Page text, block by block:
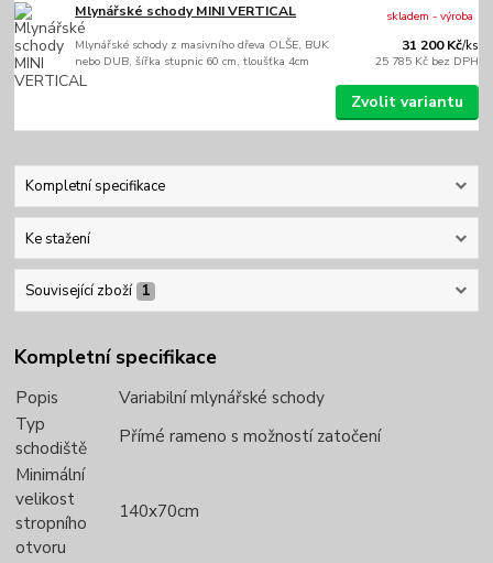
Mlynářské schody MINI VERTICAL
Mlynářské schody z masivního dřeva OLŠE, BUK
nebo DUB, šířka stupnic 60 cm, tloušťka 4cm
31 200 Kč/ks
25 785 Kč bez DPH
skladem - výroba
Zvolit variantu
Kompletní specifikace
Ke stažení
Související zboží 1
Kompletní specifikace
Popis
Variabilní mlynářské schody
Typ
schodiště
Přímé rameno s možností zatočení
Minimální
velikost
stropního
otvoru
140x70cm